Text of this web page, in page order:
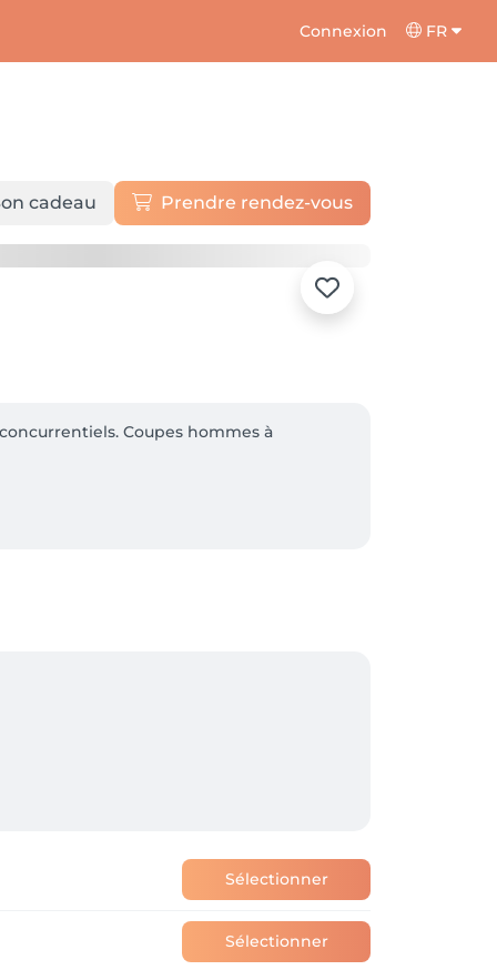
Connexion FR
cadeau Prendre rendez-vous
Coupes hommes à
Sélectionner
Sélectionner